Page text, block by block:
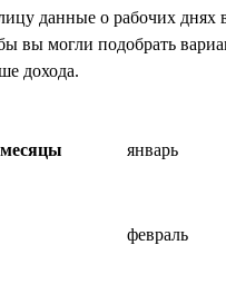
данные о рабочих днях
вы могли подобрать
дохода.
январь
февраль